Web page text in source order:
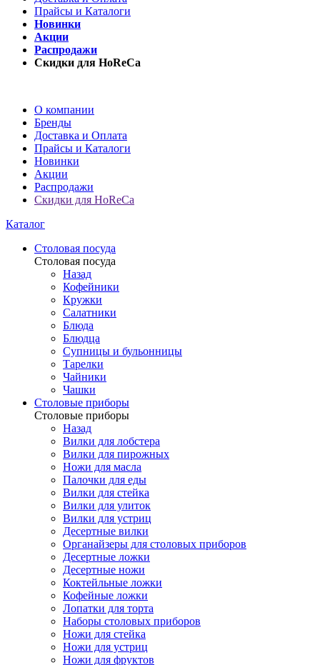
Прайсы и Каталоги
Новинки
Акции
Распродажи
Скидки для HoReCa
О компании
Бренды
Доставка и Оплата
Прайсы и Каталоги
Новинки
Акции
Распродажи
Скидки для HoReCa
Каталог
Столовая посуда
Столовая посуда
Назад
Кофейники
Кружки
Салатники
Блюда
Блюдца
Супницы и бульонницы
Тарелки
Чайники
Чашки
Cтоловые приборы
Cтоловые приборы
Назад
Вилки для лобстера
Вилки для пирожных
Ножи для масла
Палочки для еды
Вилки для стейка
Вилки для улиток
Вилки для устриц
Десертные вилки
Органайзеры для столовых приборов
Десертные ложки
Десертные ножи
Коктейльные ложки
Кофейные ложки
Лопатки для торта
Наборы столовых приборов
Ножи для стейка
Ножи для устриц
Ножи для фруктов